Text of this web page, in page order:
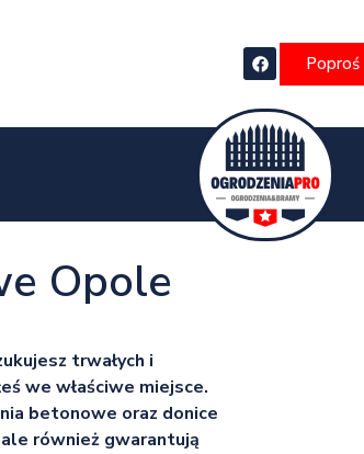
Opole
trwałych i
we właściwe miejsce.
betonowe oraz donice
również gwarantują